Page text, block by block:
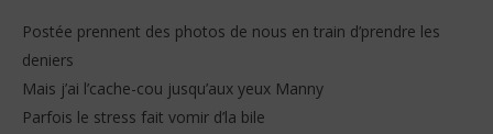
Postée prennent des photos de nous en train d’prendre les
deniers
Mais j’ai l’cache-cou jusqu’aux yeux Manny
Parfois le stress fait vomir d’la bile